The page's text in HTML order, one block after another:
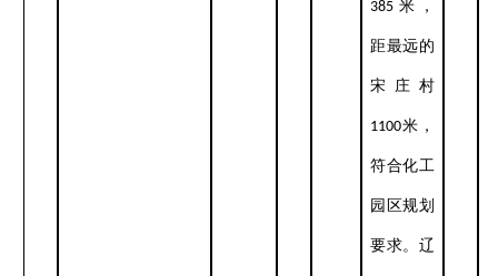
385 米，
距最远的
宋庄 村
1100米，
符合化工
园区规划
要求。辽